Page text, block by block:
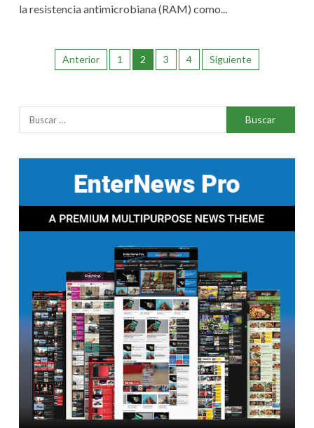
la resistencia antimicrobiana (RAM) como...
Anterior 1 2 3 4 Siguiente